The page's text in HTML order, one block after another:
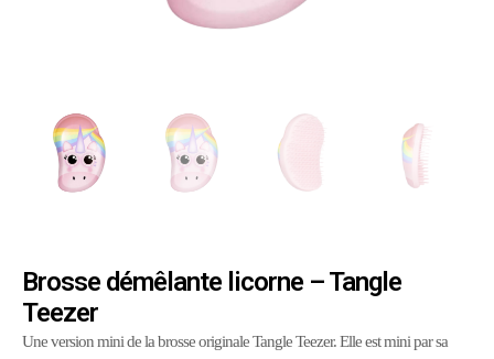
Brosse démêlante licorne – Tangle
Teezer
Une version mini de la brosse originale Tangle Teezer. Elle est mini par sa